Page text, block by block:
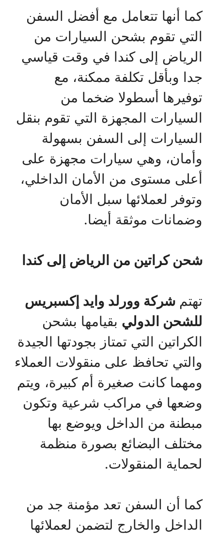
كما أنها تتعامل مع أفضل السفن
التي تقوم بشحن السيارات من
الرياض إلى كندا في وقت قياسي
جدا وبأقل تكلفة ممكنة، مع
توفيرها أسطولا ضخما من
السيارات المجهزة التي تقوم بنقل
السيارات إلى السفن بسهولة
وأمان، وهي سيارات مجهزة على
أعلى مستوى من الأمان الداخلي،
وتوفر لعملائها سبل الأمان
وضمانات موثقة أيضا.
شحن كراتين من الرياض إلى كندا
تهتم شركة وورلد وايد إكسبريس
للشحن الدولي بقيامها بشحن
الكراتين التي تمتاز بجودتها الجيدة
والتي تحافظ على منقولات العملاء
ومهما كانت صغيرة أم كبيرة، ويتم
وضعها في مراكب شرعية وتكون
مبطنة من الداخل ويوضع بها
مختلف البضائع بصورة منظمة
لحماية المنقولات.
كما أن السفن تعد مؤمنة جد من
الداخل والخارج لتضمن لعملائها